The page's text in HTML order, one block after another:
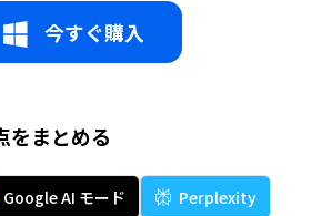
今すぐ購入
をまとめる
Google AI モード
Perplexity